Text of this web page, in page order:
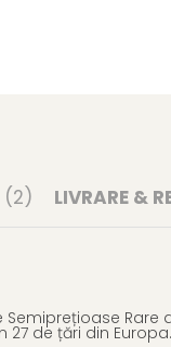
(2) LIVRARE &
Rare
de țări din Europa.